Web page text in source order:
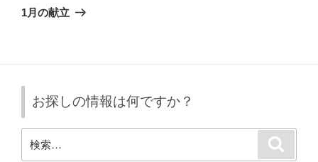
ゲ
ン
の
1月の献立
お探しの情報は何ですか？
検
索: